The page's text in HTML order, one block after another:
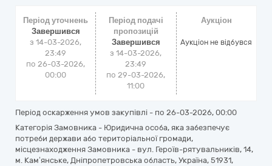
Період уточнень
Завершився
з 14-03-2026,
23:49
по 26-03-2026,
00:00
Період подачі
пропозицій
Завершився
з 14-03-2026,
23:49
по 29-03-2026,
11:00
Аукціон
Аукціон не відбувся
Період оскарження умов закупівлі - по 26-03-2026, 00:00
Категорія Замовника - Юридична особа, яка забезпечує
потреби держави або територіальної громади,
місцезнаходження Замовника - вул. Героїв-рятувальників, 14,
м. Кам’янське, Дніпропетровська область, Україна, 51931,